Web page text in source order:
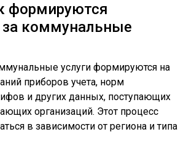
формируются
за коммунальные
услуги формируются на
приборов учета, норм
и других данных, поступающих
организаций. Этот процесс
в зависимости от региона и типа